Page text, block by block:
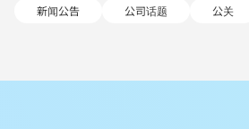
新闻公告 公司话题 公关